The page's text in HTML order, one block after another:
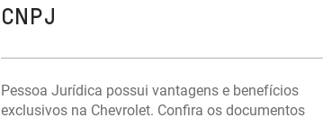
CNPJ
Pessoa Jurídica possui vantagens e benefícios
exclusivos na Chevrolet. Confira os documentos